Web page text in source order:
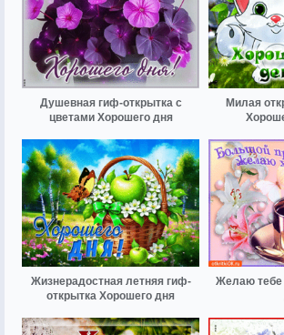
Душевная гиф-открытка с
цветами Хорошего дня
Милая
Жизнерадостная летняя гиф-
открытка Хорошего дня
Желаю тебе